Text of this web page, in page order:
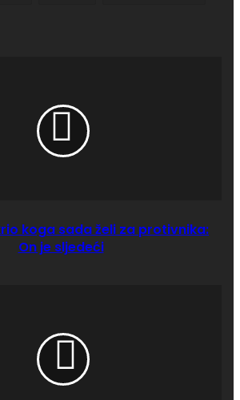
koga sada želi za protivnika:
On je sljedeći